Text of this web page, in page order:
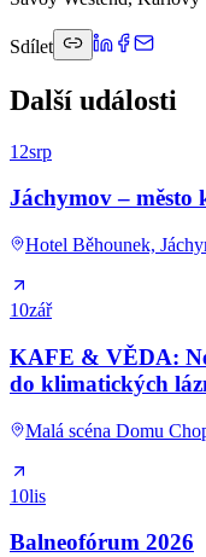
Sdílet
Další události
12srp
Jáchymov – město
Hotel Běhounek,
10zář
KAFE & VĚDA:
do klimatických
Malá scéna Domu
10lis
Balneofórum 2026